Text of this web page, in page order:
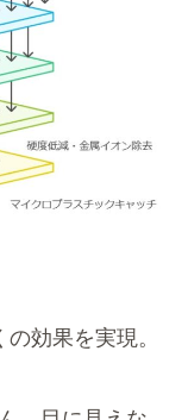
効果を実現。